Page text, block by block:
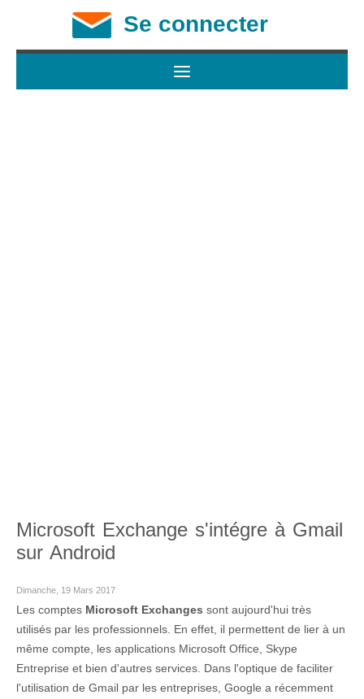
Se connecter
Microsoft Exchange s'intégre à Gmail
sur Android
Dimanche, 19 Mars 2017
Les comptes Microsoft Exchanges sont aujourd'hui très
utilisés par les professionnels. En effet, il permettent de lier à un
même compte, les applications Microsoft Office, Skype
Entreprise et bien d'autres services. Dans l'optique de faciliter
l'utilisation de Gmail par les entreprises, Google a récemment